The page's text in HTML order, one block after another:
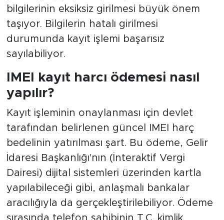
bilgilerinin eksiksiz girilmesi büyük önem
taşıyor. Bilgilerin hatalı girilmesi
durumunda kayıt işlemi başarısız
sayılabiliyor.
IMEI kayıt harcı ödemesi nasıl
yapılır?
Kayıt işleminin onaylanması için devlet
tarafından belirlenen güncel IMEI harç
bedelinin yatırılması şart. Bu ödeme, Gelir
İdaresi Başkanlığı'nın (İnteraktif Vergi
Dairesi) dijital sistemleri üzerinden kartla
yapılabileceği gibi, anlaşmalı bankalar
aracılığıyla da gerçekleştirilebiliyor. Ödeme
sırasında telefon sahibinin T.C. kimlik